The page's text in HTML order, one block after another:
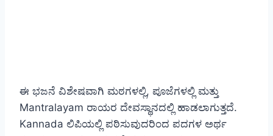
ಈ ಭಜನೆ ವಿಶೇಷವಾಗಿ ಮಠಗಳಲ್ಲಿ, ಪೂಜೆಗಳಲ್ಲಿ ಮತ್ತು
Mantralayam ರಾಯರ ದೇವಸ್ಥಾನದಲ್ಲಿ ಹಾಡಲಾಗುತ್ತದೆ.
Kannada ಲಿಪಿಯಲ್ಲಿ ಪಠಿಸುವುದರಿಂದ ಪದಗಳ ಅರ್ಥ